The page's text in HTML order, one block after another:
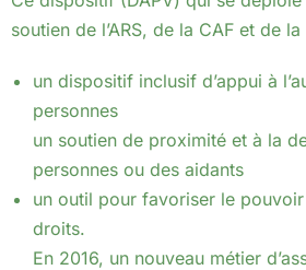
soutien de l’ARS, de la CAF et de
un dispositif inclusif d’appui à
personnes
un soutien de proximité et à la
personnes ou des aidants
un outil pour favoriser le pouvoir
droits.
En 2016, un nouveau métier